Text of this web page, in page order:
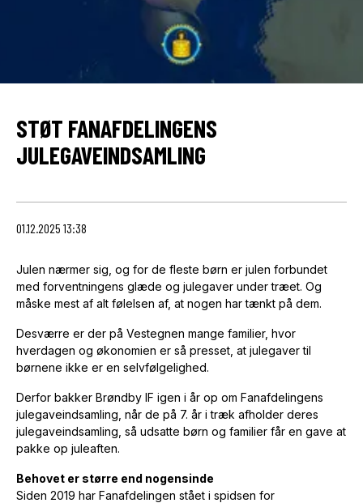
STØT FANAFDELINGENS
JULEGAVEINDSAMLING
01.12.2025 13:38
Julen nærmer sig, og for de fleste børn er julen forbundet
med forventningens glæde og julegaver under træet. Og
måske mest af alt følelsen af, at nogen har tænkt på dem.
Desværre er der på Vestegnen mange familier, hvor
hverdagen og økonomien er så presset, at julegaver til
børnene ikke er en selvfølgelighed.
Derfor bakker Brøndby IF igen i år op om Fanafdelingens
julegaveindsamling, når de på 7. år i træk afholder deres
julegaveindsamling, så udsatte børn og familier får en gave at
pakke op juleaften.
Behovet er større end nogensinde
Siden 2019 har Fanafdelingen stået i spidsen for